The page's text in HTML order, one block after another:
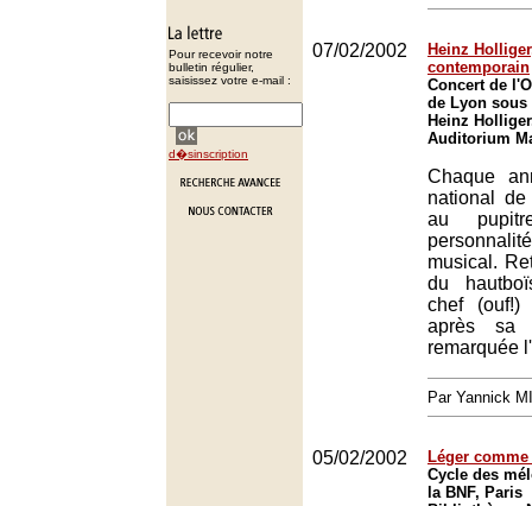
Pour recevoir notre
bulletin régulier,
saisissez votre e-mail :
d�sinscription
07/02/2002
Heinz
contemporain
Concert de
de Lyon
Heinz
Auditorium
Chaque
national
au
musical.
du
chef (ouf!)
après sa
remarquée
Par Yannick
05/02/2002
Léger
Cycle des
la BNF, Paris